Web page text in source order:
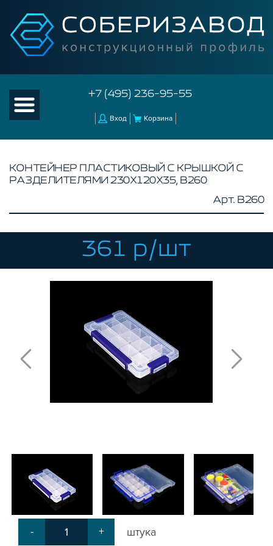
+7 (495) 236-95-55
Вход Корзина
КОНСТРУКЦИОННЫЙ ПРОФИЛЬ
КОМПЛЕКТУЮЩИЕ К ЧПУ
АКСЕССУАРЫ ДЛЯ V-ПАЗА
Т-БОЛТЫ И Т-ГАЙКИ
УГЛОВЫЕ СОЕДИНИТЕЛИ
СИСТЕМА ТРУБНАЯ МОДУЛЬНАЯ
СИСТЕМА ТРУБНАЯ КОНСТРУКЦИОННАЯ
ВНУТРЕННИЕ УГЛОВЫЕ СОЕДИНИТЕЛИ
АДДИТИВНЫЕ ТОВАРЫ
ОБЩЕСТРОИТЕЛЬНЫЙ ПРОФИЛЬ
ПОДШИПНИКИ
ЛИНЕЙНЫЕ СОЕДИНИТЕЛИ
ДОПОЛНИТЕЛЬНАЯ ОБРАБОТКА
ПАРАЛЛЕЛЬНЫЕ СОЕДИНИТЕЛИ
ПРОМЫШЛЕННАЯ МЕБЕЛЬ
КОНТЕЙНЕР ПЛАСТИКОВЫЙ С КРЫШКОЙ С
РАЗДЕЛИТЕЛЯМИ 230X120X35, B260
Арт. B260
361 р/шт
- + штука